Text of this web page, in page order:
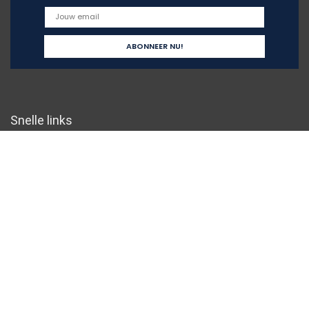
Snelle links